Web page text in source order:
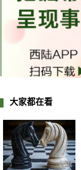
大家都在看